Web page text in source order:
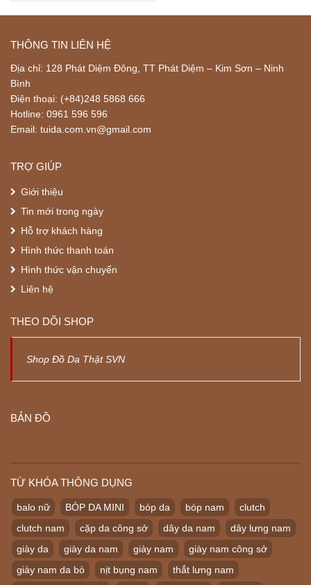
THÔNG TIN LIÊN HỆ
Địa chỉ: 128 Phát Diệm Đông, TT Phát Diệm – Kim Sơn – Ninh
Bình
Điện thoại: (+84)248 5868 666
Hotline: 0961 596 596
Email: tuida.com.vn@gmail.com
TRỢ GIÚP
Giới thiệu
Tin mới trong ngày
Hỗ trợ khách hàng
Hình thức thanh toán
Hình thức vận chuyển
Liên hệ
THEO DÕI SHOP
Shop Đồ Da Thật SVN
BẢN ĐỒ
TỪ KHÓA THÔNG DỤNG
balo nữ BÓP DA MINI bóp da bóp nam
clutch
clutch nam
cặp da công sở dây da nam
dây lưng nam
giày da
giày da nam giày nam
giày nam công sở
giày nam da bò
nịt bụng nam
thắt lưng nam